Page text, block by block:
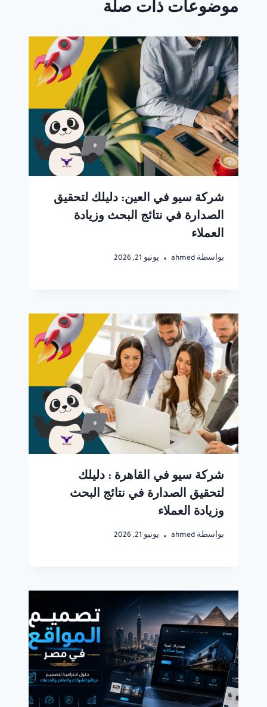
موضوعات ذات صلة
شركة سيو في العين: دليلك لتحقيق
الصدارة في نتائج البحث وزيادة
العملاء
بواسطة ahmed يونيو 21, 2026
شركة سيو في القاهرة : دليلك
لتحقيق الصدارة في نتائج البحث
وزيادة العملاء
بواسطة ahmed يونيو 21, 2026